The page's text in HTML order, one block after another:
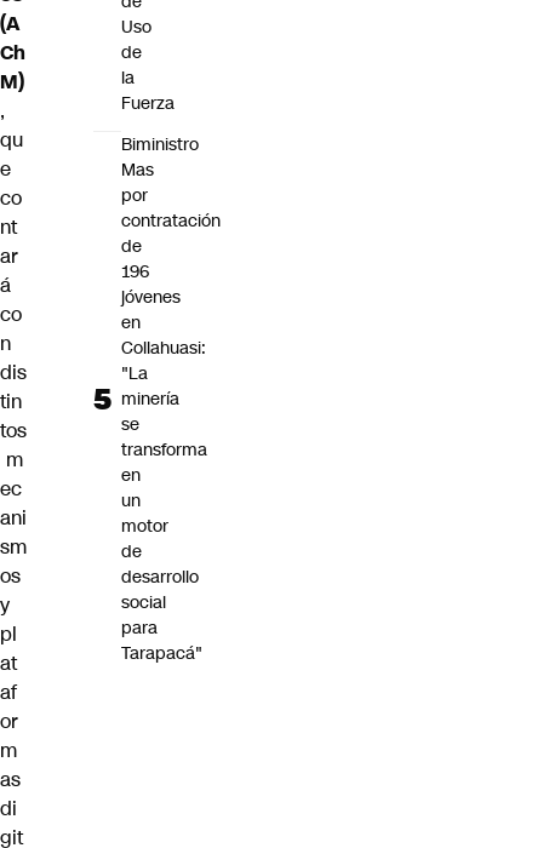
(A
Ch
M)
,
qu
e
co
nt
ar
á
co
n
dis
tin
tos
m
ec
ani
sm
os
y
pl
at
af
or
m
as
di
git
Uso
de
la
Fuerza
Biministro
Mas
por
contratación
de
196
jóvenes
en
Collahuasi:
"La
minería
se
transforma
en
un
motor
de
desarrollo
social
para
Tarapacá"